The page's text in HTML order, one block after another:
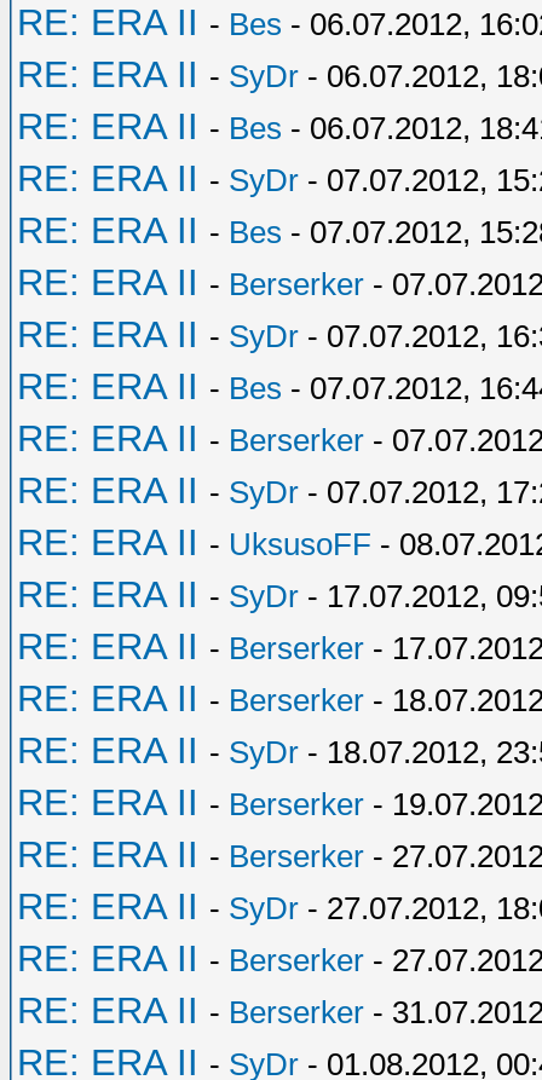
RE: ERA II - Bes - 06.07.2012,
RE: ERA II - SyDr - 06.07.2012,
RE: ERA II - Bes - 06.07.2012,
RE: ERA II - SyDr - 07.07.2012,
RE: ERA II - Bes - 07.07.2012,
RE: ERA II - Berserker -
RE: ERA II - SyDr - 07.07.2012,
RE: ERA II - Bes - 07.07.2012,
RE: ERA II - Berserker -
RE: ERA II - SyDr - 07.07.2012,
RE: ERA II - UksusoFF -
RE: ERA II - SyDr - 17.07.2012,
RE: ERA II - Berserker -
RE: ERA II - Berserker -
RE: ERA II - SyDr - 18.07.2012,
RE: ERA II - Berserker -
RE: ERA II - Berserker -
RE: ERA II - SyDr - 27.07.2012,
RE: ERA II - Berserker -
RE: ERA II - Berserker -
RE: ERA II - SyDr - 01.08.2012,